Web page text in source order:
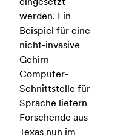
werden. Ein
Beispiel für eine
nicht-invasive
Gehirn-
Computer-
Schnittstelle für
Sprache liefern
Forschende aus
Texas nun im